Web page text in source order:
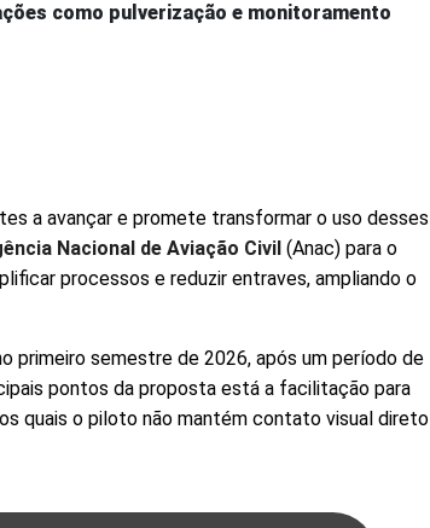
como pulverização e monitoramento
a avançar e promete transformar o uso desses
Nacional de Aviação Civil (Anac) para o
processos e reduzir entraves, ampliando o
primeiro semestre de 2026, após um período de
pontos da proposta está a facilitação para
quais o piloto não mantém contato visual direto